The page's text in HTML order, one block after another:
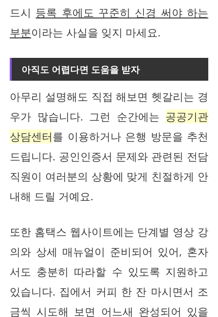
드시 등록 후에도 꾸준히 신경 써야 하는
부분이라는 사실을 잊지 마세요.
아직도 어렵다면 도움을 받자
아무리 설명해도 직접 해보면 헷갈리는 경
우가 많습니다. 그런 순간에는 공공기관
상담센터를 이용하거나 은행 방문을 추천
드립니다. 공인인증서 문제와 관련된 전담
직원이 여러분의 상황에 맞게 친절하게 안
내해 드릴 거예요.
또한 홈택스 웹사이트에는 단계별 영상 강
의와 상세 매뉴얼이 준비되어 있어, 혼자
서도 충분히 따라할 수 있도록 지원하고
있습니다. 집에서 커피 한 잔 마시면서 조
금씩 시도해 보면 어느새 완성되어 있을